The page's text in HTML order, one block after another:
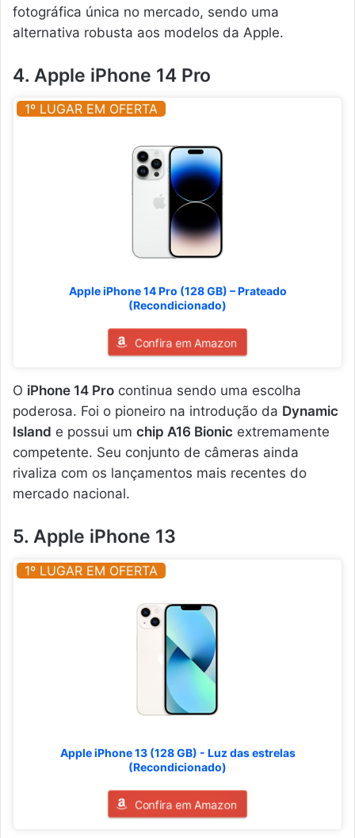
fotográfica única no mercado, sendo uma
alternativa robusta aos modelos da Apple.
4. Apple iPhone 14 Pro
1º LUGAR EM OFERTA
Apple iPhone 14 Pro (128 GB) – Prateado
(Recondicionado)
Confira em Amazon
O iPhone 14 Pro continua sendo uma escolha
poderosa. Foi o pioneiro na introdução da Dynamic
Island e possui um chip A16 Bionic extremamente
competente. Seu conjunto de câmeras ainda
rivaliza com os lançamentos mais recentes do
mercado nacional.
5. Apple iPhone 13
1º LUGAR EM OFERTA
Apple iPhone 13 (128 GB) - Luz das estrelas
(Recondicionado)
Confira em Amazon